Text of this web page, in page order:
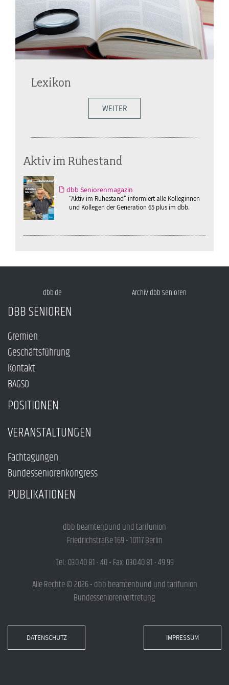
Lexikon
WEITER
Aktiv im Ruhestand
dbb Seniorenmagazin
"Aktiv im Ruhestand" informiert alle Kolleginnen
und Kollegen der Generation 65 plus im dbb.
dbb.de Archiv dbb Senioren
DBB SENIOREN
Gremien
Geschäftsführung
Kontakt
BAGSO
POSITIONEN
VERANSTALTUNGEN
Fachtagungen
Bundesseniorenkongress
PUBLIKATIONEN
dbb beamtenbund und tarifunion
Friedrichstraße 169 • 10117 Berlin
Tel.: 030.40 81 - 40 • Fax: 030.40 81 - 49 99
Alle Rechte © 2026 • dbb beamtenbund und tarifunion
Bundesseniorenvertretung
DATENSCHUTZ IMPRESSUM